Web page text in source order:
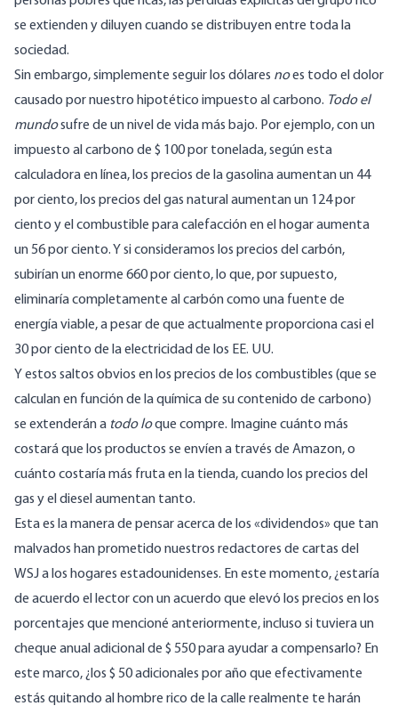
se extienden y diluyen cuando se distribuyen entre toda la
sociedad.
Sin embargo, simplemente seguir los dólares noes todo el dolor
causado por nuestro hipotético impuesto al carbono. Todo el
mundosufre de un nivel de vida más bajo. Por ejemplo, con un
impuesto al carbono de $ 100 por tonelada, segúnesta
calculadora en línea, los precios de la gasolina aumentan un 44
por ciento, los precios del gas natural aumentan un 124 por
ciento y el combustible para calefacción en el hogar aumenta
un 56 por ciento. Y si consideramos los precios del carbón,
subirían un enorme 660 por ciento, lo que, por supuesto,
eliminaría completamente al carbón como una fuente de
energía viable, a pesar de que actualmente proporciona casi el
30 por ciento de la electricidad de los EE. UU.
Y estos saltos obvios en los precios de los combustibles (que se
calculan en función de la química de su contenido de carbono)
se extenderán a todo loque compre. Imagine cuánto más
costará que los productos se envíen a través de Amazon, o
cuánto costaría más fruta en la tienda, cuando los precios del
gas y el diesel aumentan tanto.
Esta es la manera de pensar acerca de los «dividendos» que tan
malvados han prometido nuestros redactores de cartas del
WSJ a los hogares estadounidenses. En este momento, ¿estaría
de acuerdo el lector con un acuerdo que elevó los precios en los
porcentajes que mencioné anteriormente, incluso si tuviera un
cheque anual adicional de $ 550 para ayudar a compensarlo? En
este marco, ¿los $ 50 adicionales por año que efectivamente
estás quitando al hombre rico de la calle realmente te harán